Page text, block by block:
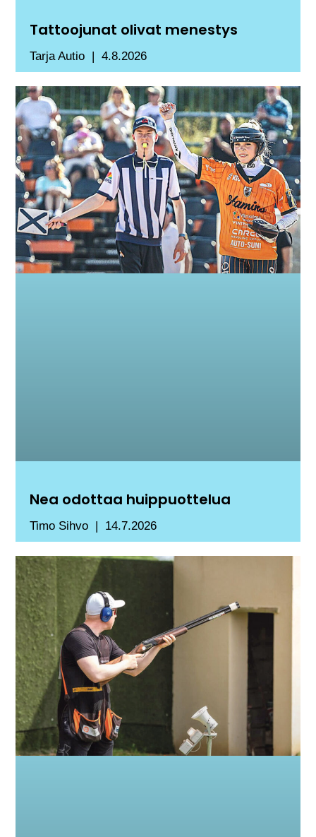
Tattoojunat olivat menestys
Tarja Autio 4.8.2026
Nea odottaa huippuottelua
Timo Sihvo 14.7.2026